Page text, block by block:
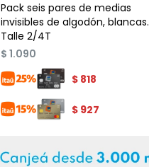
Pack seis pares de medias
invisibles de algodón, blancas.
Talle 2/4T
$ 1.090
$ 818
$ 927